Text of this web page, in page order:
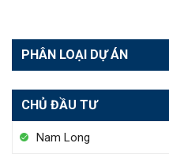
PHÂN LOẠI DỰ ÁN
CHỦ ĐẦU TƯ
Nam Long